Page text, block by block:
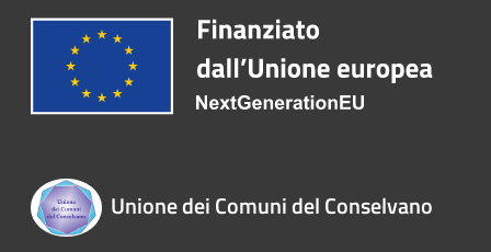
Unione dei Comuni del Conselvano